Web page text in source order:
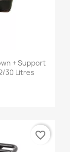
+ Support
30 Litres
favorite_border